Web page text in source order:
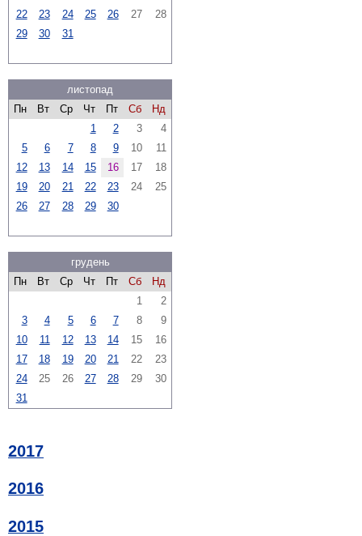
22
23 24 25 26 27
28
29
30 31
листопад
Пн
Вт Ср Чт Пт Сб
Нд
1
2 3
4
5
6 7 8 9 10
11
12
13 14 15 16 17
18
19
20 21 22 23 24
25
26
27 28 29 30
грудень
Пн
Вт Ср Чт Пт Сб
Нд
1
2
3
4 5 6 7 8
9
10
11 12 13 14 15
16
17
18 19 20 21 22
23
24
25 26 27 28 29
30
31
2017
2016
2015